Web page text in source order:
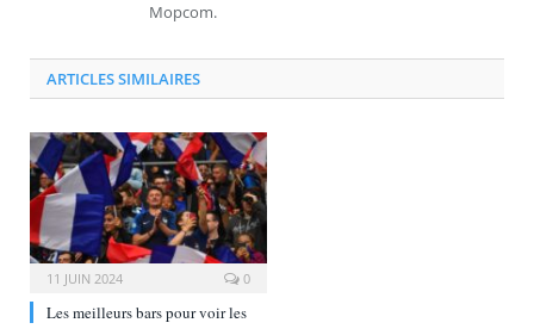
Mopcom.
ARTICLES SIMILAIRES
11 JUIN 2024 0
Les meilleurs bars pour voir les